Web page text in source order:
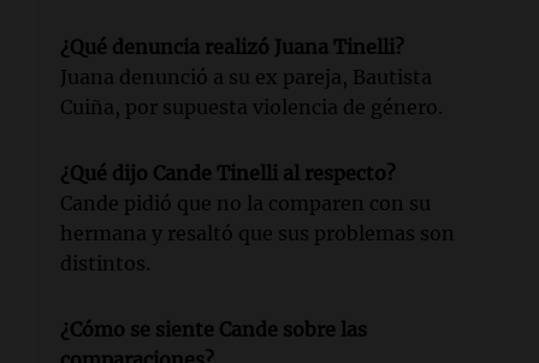
¿Qué denuncia realizó Juana Tinelli?
Juana denunció a su ex pareja, Bautista
Cuiña, por supuesta violencia de género.
¿Qué dijo Cande Tinelli al respecto?
Cande pidió que no la comparen con su
hermana y resaltó que sus problemas son
distintos.
¿Cómo se siente Cande sobre las